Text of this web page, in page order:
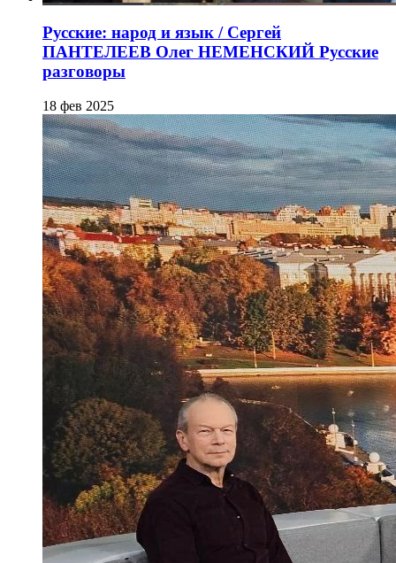
Русские: народ и язык / Сергей
ПАНТЕЛЕЕВ Олег НЕМЕНСКИЙ Русские
разговоры
18 фев 2025